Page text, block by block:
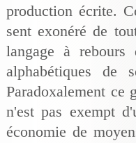
production écrite.
sent exonéré de
langage à rebours
alphabétiques de
Paradoxalement ce
n'est pas exempt
économie de